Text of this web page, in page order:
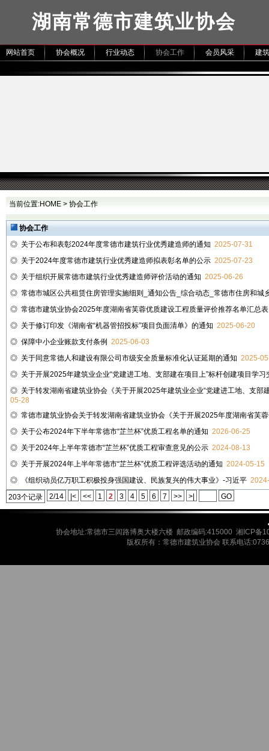
湖南常德市建筑业协会
网站首页 协会概况 行业动态 协会工作 会员风采 建
当前位置:HOME > 协会工作
协会工作
◎ 关于公布和表彰2024年度常德市建筑行业优秀建造师的通知 2025-07-31
◎ 关于2024年度常德市建筑行业优秀建造师拟表彰名单的公示 2025-07-23
◎ 关于组织开展常德市建筑行业优秀建造师评价活动的通知 2025-06-26
◎ 常德市城区公共租赁住房管理实施细则_通知公告_综合动态_常德市住房和城
◎ 常德市建筑业协会2025年度湖南省芙蓉优质建设工程质量评价推荐名单汇总表
◎ 关于修订印发《湖南省“机器管招投标”项目负面清单》的通知 2025-06-20
◎ 保障中小企业账款支付条例 2025-06-03
◎ 关于同意常德人和建设有限公司市级安全质量标准化认证延期的通知 2025-
◎ 关于开展2025年建筑业企业“党建进工地、支部建在项目上”标杆创建项目学习
◎ 关于转发湖南省建筑业协会《关于开展2025年建筑业企业“党建进工地、支部
05-28
◎ 常德市建筑业协会关于转发湖南省建筑业协会《关于开展2025年度湖南省芙
◎ 关于公布2024年下半年常德市“芷兰杯”优质工程名单的通知 2026-06-25
◎ 关于2024年上半年常德市“芷兰杯”优质工程审查意见的公示 2024-08-13
◎ 关于开展2024年上半年常德市“芷兰杯”优质工程评选活动的通知 2024-05-15
◎
《组织动员亿万职工积极投身强国建设、民族复兴的伟大事业》-习近平
203个记录
2/14 |< << 1 2 3 4 5 6 7 >> >| GO
协会地址:常德市三闾路博奥大楼六楼 邮政编码:415000 湘ICP备
版权所有：常德市建筑业协会 联系电话